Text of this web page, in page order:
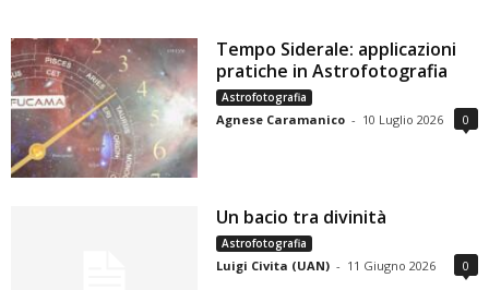
Tempo Siderale: applicazioni
pratiche in Astrofotografia
Astrofotografia
Agnese Caramanico - 10 Luglio 2026 0
Un bacio tra divinità
Astrofotografia
Luigi Civita (UAN) - 11 Giugno 2026 0